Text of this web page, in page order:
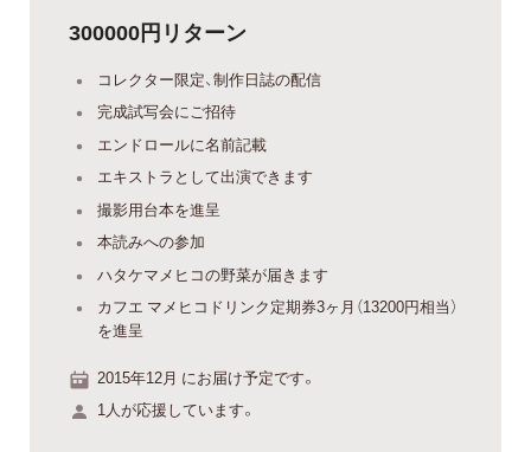
300000円リターン
コレクター限定、制作日誌の配信
完成試写会にご招待
エンドロールに名前記載
エキストラとして出演できます
撮影用台本を進呈
本読みへの参加
ハタケマメヒコの野菜が届きます
カフエ マメヒコドリンク定期券3ヶ月（13200円相当）
を進呈
2015年12月 にお届け予定です。
1人が応援しています。